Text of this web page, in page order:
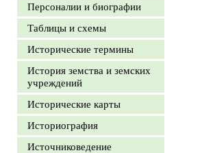
Персоналии и биографии
Таблицы и схемы
Исторические термины
История земства и земских
учреждений
Исторические карты
Историография
Источниковедение